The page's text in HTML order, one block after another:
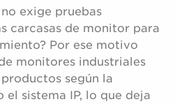
exige pruebas
carcasas de monitor para
Por ese motivo
monitores industriales
según la
el sistema IP, lo que deja